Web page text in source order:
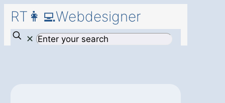
RT👩‍💻Webdesigner
✕